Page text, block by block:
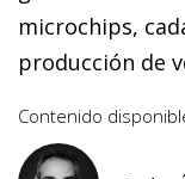
microchips,
producción de
Contenido